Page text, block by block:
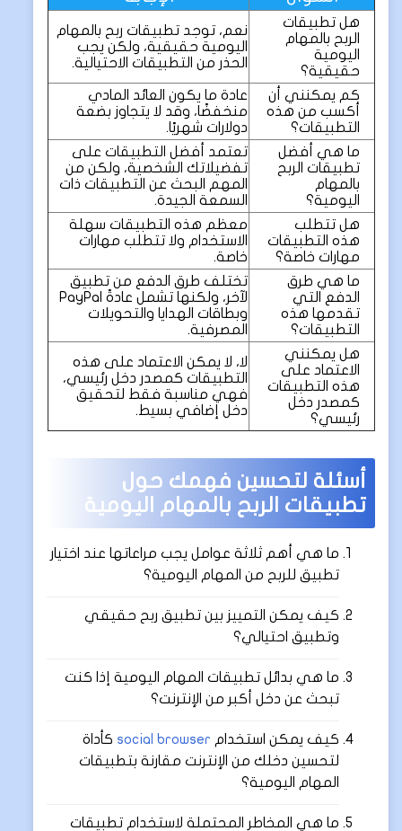
هل تطبيقات
الربح بالمهام
اليومية
حقيقية؟
نعم، توجد تطبيقات ربح بالمهام
اليومية حقيقية، ولكن يجب
الحذر من التطبيقات الاحتيالية.
كم يمكنني أن
أكسب من هذه
التطبيقات؟
عادة ما يكون العائد المادي
منخفضًا، وقد لا يتجاوز بضعة
دولارات شهريًا.
ما هي أفضل
تطبيقات الربح
بالمهام
اليومية؟
تعتمد أفضل التطبيقات على
تفضيلاتك الشخصية، ولكن من
المهم البحث عن التطبيقات ذات
السمعة الجيدة.
هل تتطلب
هذه التطبيقات
مهارات خاصة؟
معظم هذه التطبيقات سهلة
الاستخدام ولا تتطلب مهارات
خاصة.
ما هي طرق
الدفع التي
تقدمها هذه
التطبيقات؟
تختلف طرق الدفع من تطبيق
لآخر، ولكنها تشمل عادةً PayPal
وبطاقات الهدايا والتحويلات
المصرفية.
هل يمكنني
الاعتماد على
هذه التطبيقات
كمصدر دخل
رئيسي؟
لا، لا يمكن الاعتماد على هذه
التطبيقات كمصدر دخل رئيسي،
فهي مناسبة فقط لتحقيق
دخل إضافي بسيط.
أسئلة لتحسين فهمك حول
تطبيقات الربح بالمهام اليومية
ما هي أهم ثلاثة عوامل يجب مراعاتها عند اختيار
تطبيق للربح من المهام اليومية؟
كيف يمكن التمييز بين تطبيق ربح حقيقي
وتطبيق احتيالي؟
ما هي بدائل تطبيقات المهام اليومية إذا كنت
تبحث عن دخل أكبر من الإنترنت؟
كيف يمكن استخدام social browser كأداة
لتحسين دخلك من الإنترنت مقارنة بتطبيقات
المهام اليومية؟
ما هي المخاطر المحتملة لاستخدام تطبيقات